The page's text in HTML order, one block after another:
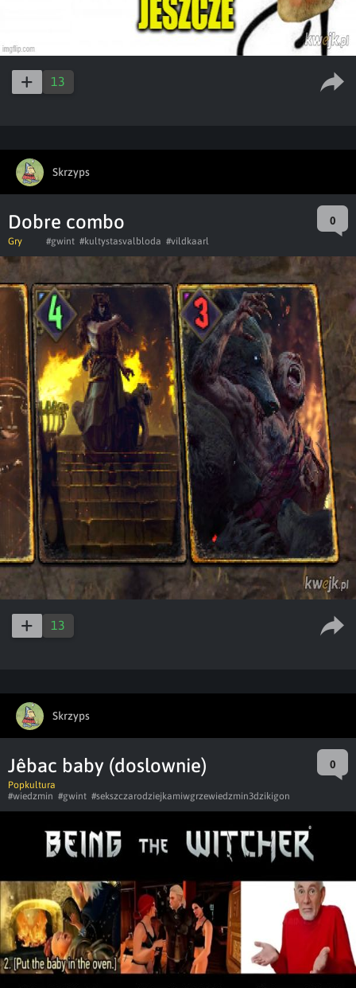
13
Skrzyps
Dobre combo 0
Gry #gwint #kultystasvalbloda #vildkaarl
13
Skrzyps
Jêbac baby (doslownie) 0
Popkultura
#wiedzmin #gwint #sekszczarodziejkamiwgrzewiedzmin3dzikigon